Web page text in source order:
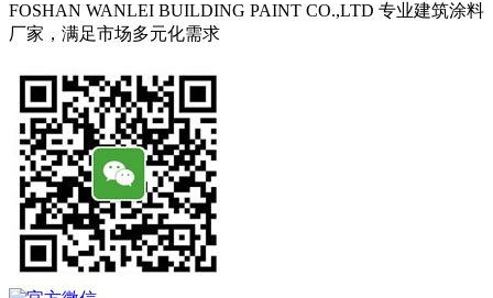
FOSHAN WANLEI BUILDING PAINT CO.,LTD 专业建筑涂料
厂家，满足市场多元化需求